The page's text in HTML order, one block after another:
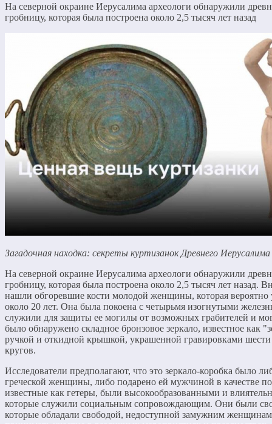
На северной окраине Иерусалима археологи обнаружили
гробницу, которая была построена около 2,5 тысяч лет назад
Загадочная находка: секреты куртизанок Древнего Иерусалима
На северной окраине Иерусалима археологи обнаружили
гробницу, которая была построена около 2,5 тысяч лет назад.
нашли обгоревшие кости молодой женщины, которая вероятно
около 20 лет. Она была покоена с четырьмя изогнутыми
служили для защиты ее могилы от возможных грабителей и
было обнаружено складное бронзовое зеркало, известное как
ручкой и откидной крышкой, украшенной гравировками шести
кругов.
Исследователи предполагают, что это зеркало-коробка было
греческой женщины, либо подарено ей мужчиной в качестве
известные как гетеры, были высокообразованными и
которые служили социальным сопровождающим. Они были
которые обладали свободой, недоступной замужним